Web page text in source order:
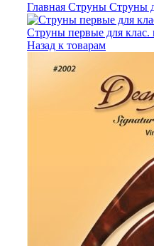
Главная Струны Струны
Струны первые для клас.
Назад к товарам